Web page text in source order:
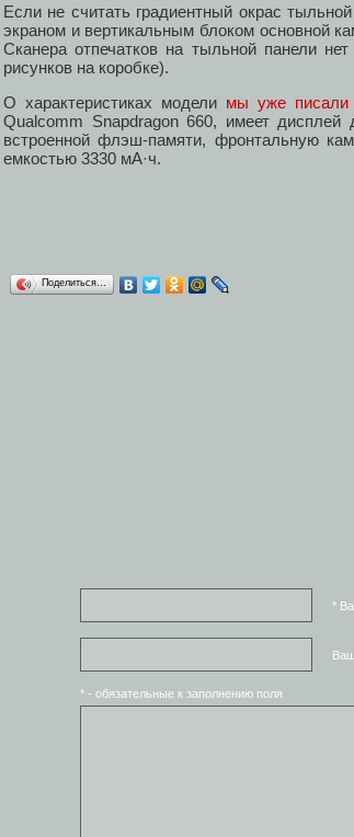
Если не считать градиентный окрас
экраном и вертикальным блоком основной
Сканера отпечатков на тыльной панели
рисунков на коробке).
О характеристиках модели мы уже писали
Qualcomm Snapdragon 660, имеет
встроенной флэш-памяти, фронтальную
емкостью 3330 мА·ч.
Поделиться…
*
* - обязательные к заполнению поля